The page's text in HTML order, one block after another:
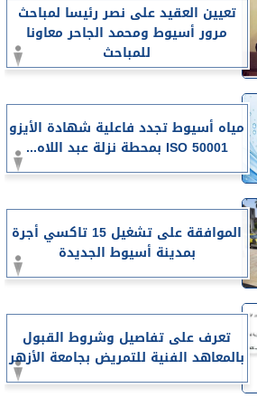
تعيين العقيد على نصر رئيسا لمباحث
مرور أسيوط ومحمد الجاحر معاونا
للمباحث
مياه أسيوط تجدد فاعلية شهادة الأيزو
ISO 50001 بمحطة نزلة عبد اللاه...
الموافقة على تشغيل 15 تاكسي أجرة
بمدينة أسيوط الجديدة
تعرف على تفاصيل وشروط القبول
بالمعاهد الفنية للتمريض بجامعة الأزهر